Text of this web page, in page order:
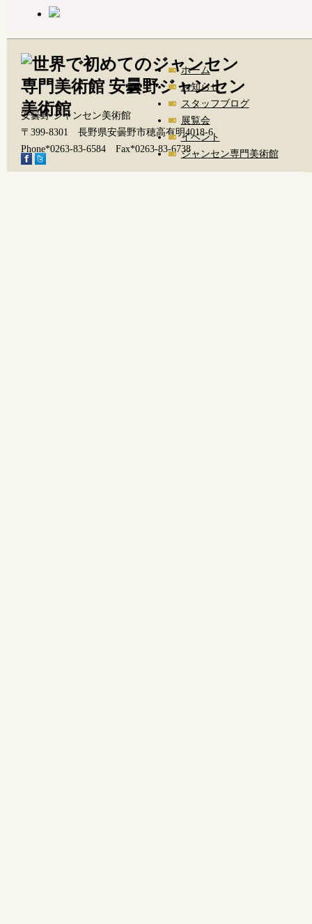
安曇野 ジャンセン美術館
〒399-8301 長野県安曇野市穂高有明4018-6
Phone*0263-83-6584 Fax*0263-83-6738
ホーム
お知らせ
スタッフブログ
展覧会
イベント
ジャンセン専門美術館